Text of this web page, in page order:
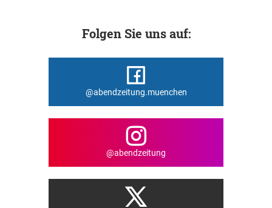
Folgen Sie uns auf:
@abendzeitung.muenchen
@abendzeitung